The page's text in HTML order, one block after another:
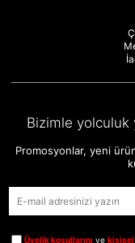
Bizimle yolculuk
Promosyonlar, yeni
Üyelik koşullarını ve kişisel